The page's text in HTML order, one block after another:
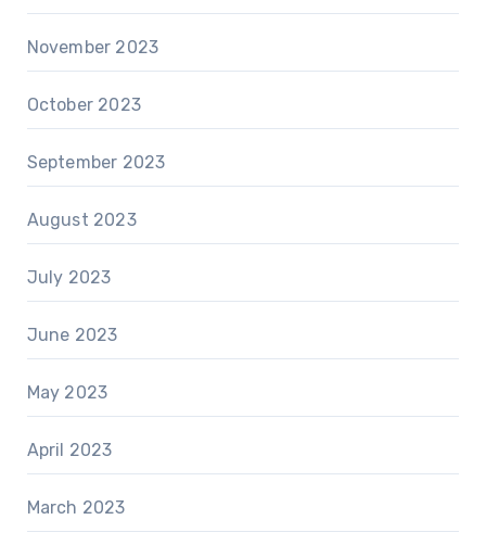
November 2023
October 2023
September 2023
August 2023
July 2023
June 2023
May 2023
April 2023
March 2023